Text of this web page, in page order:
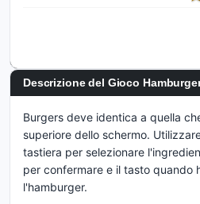
Descrizione del Gioco
Burgers deve identica a quella
superiore dello schermo.
tastiera per selezionare
per confermare e il tasto quando
l'hamburger.